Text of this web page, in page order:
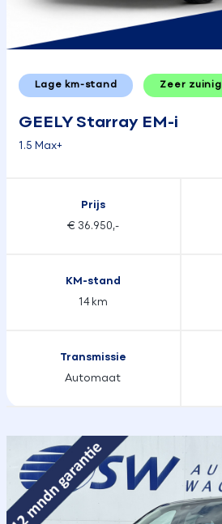
Lage km-stand Zeer zuinig
GEELY Starray EM-i
1.5 Max+
Prijs
€ 36.950,-
KM-stand
14 km
Transmissie
Automaat